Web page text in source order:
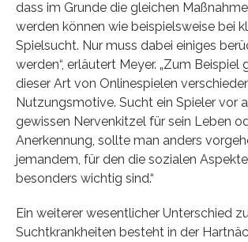
dass im Grunde die gleichen
werden können wie beispielsweise bei
Spielsucht. Nur muss dabei einiges
werden“, erläutert Meyer. „Zum Beispiel
dieser Art von Onlinespielen
Nutzungsmotive. Sucht ein Spieler vor
gewissen Nervenkitzel für sein Leben
Anerkennung, sollte man anders
jemandem, für den die sozialen
besonders wichtig sind.“
Ein weiterer wesentlicher Unterschied
Suchtkrankheiten besteht in der